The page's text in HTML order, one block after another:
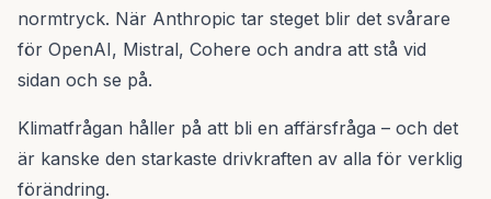
normtryck. När Anthropic tar steget blir det svårare
för OpenAI, Mistral, Cohere och andra att stå vid
sidan och se på.
Klimatfrågan håller på att bli en affärsfråga – och det
är kanske den starkaste drivkraften av alla för verklig
förändring.